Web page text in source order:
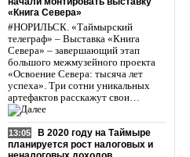
«Книга Севера»
#НОРИЛЬСК. «Таймырский
телеграф» – Выставка «Книга
Севера» – завершающий этап
большого межмузейного проекта
«Освоение Севера: тысяча лет
успеха». Три сотни уникальных
артефактов расскажут свои…
13:05
В 2020 году на Таймыре
планируется рост налоговых и